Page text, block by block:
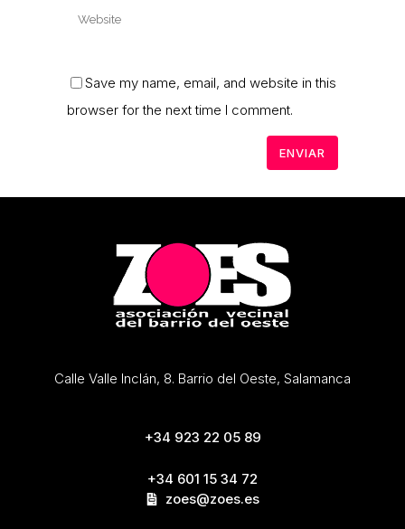
Save my name, email, and website in this
browser for the next time I comment.
Calle Valle Inclán, 8. Barrio del Oeste, Salamanca
+34 923 22 05 89
+34 601 15 34 72
zoes@zoes.es